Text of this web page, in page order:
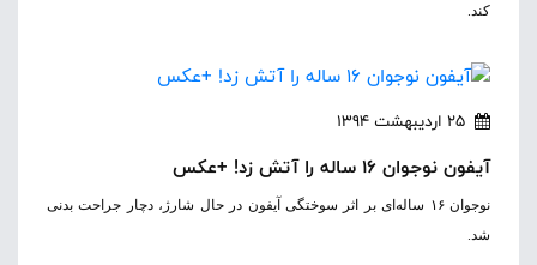
کند.
25 اردیبهشت 1394
آیفون نوجوان 16 ساله را آتش زد! +عکس
نوجوان ۱۶ ساله‌ای بر اثر سوختگی آیفون در حال شارژ، دچار جراحت بدنی
شد.